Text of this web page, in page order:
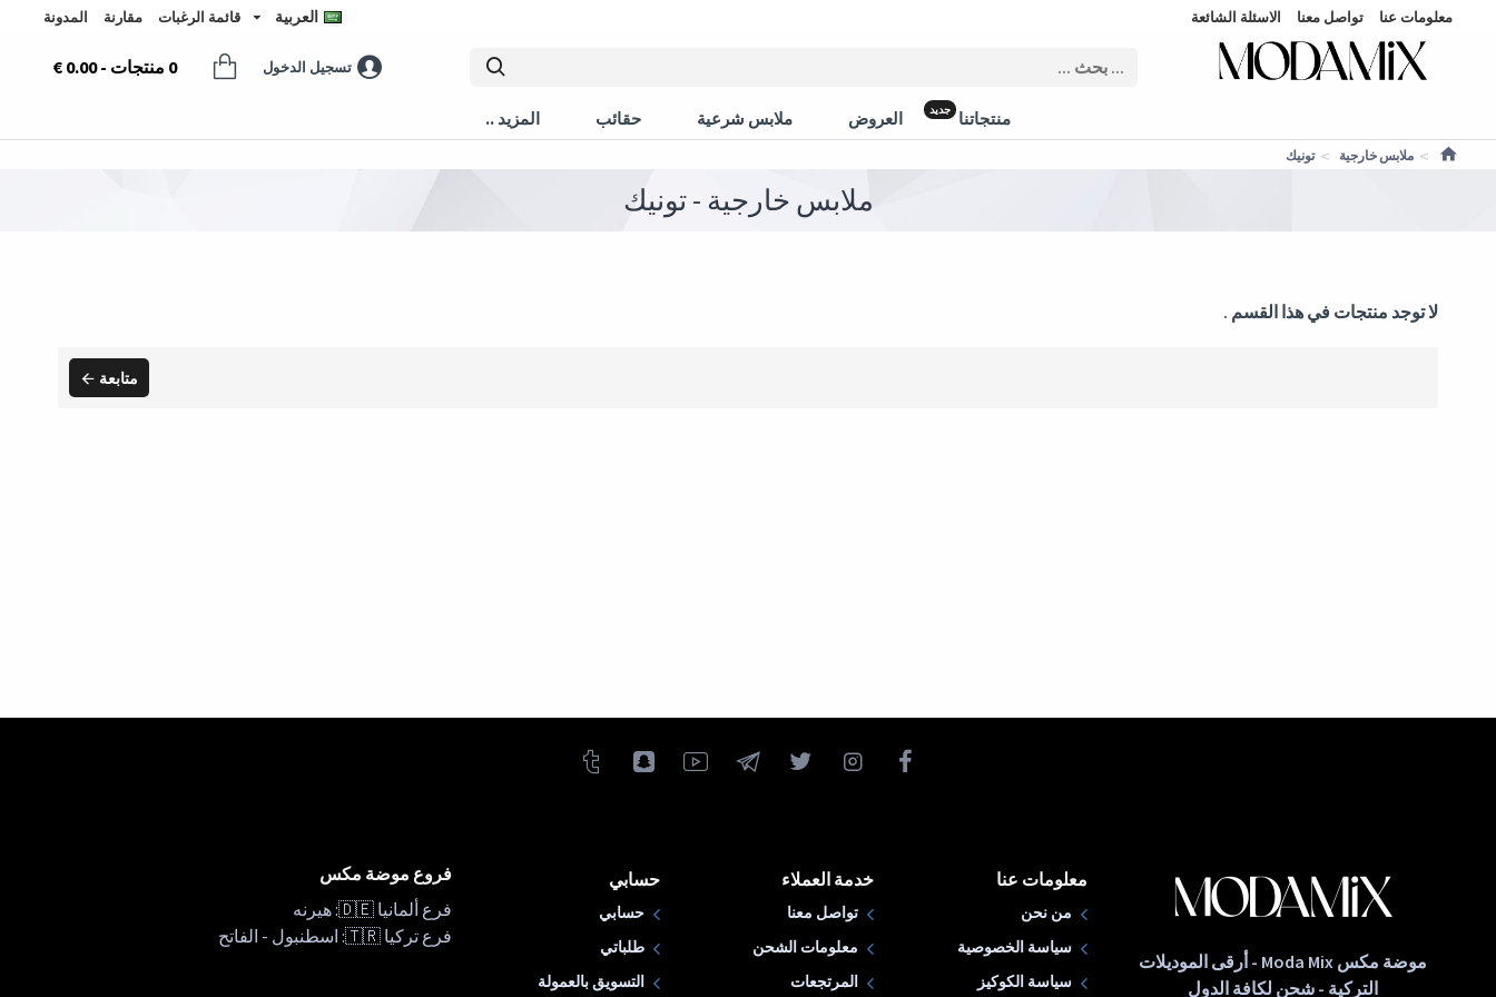
معلومات عنا تواصل معنا الاسئلة الشائعة العربية قائمة الرغبات مقارنة المدونة
تسجيل الدخول 0 منتجات - 0.00 €
منتجاتنا جديد العروض ملابس شرعية حقائب المزيد ..
ملابس خارجية تونيك
ملابس خارجية - تونيك
لا توجد منتجات في هذا القسم .
متابعة
موضة مكس Moda Mix - أرقى الموديلات
التركية - شحن لكافة الدول
معلومات عنا
من نحن
سياسة الخصوصية
سياسة الكوكيز
خدمة العملاء
تواصل معنا
معلومات الشحن
المرتجعات
حسابي
حسابي
طلباتي
التسويق بالعمولة
فروع موضة مكس
فرع ألمانيا 🇩🇪: هيرنه
فرع تركيا 🇹🇷: اسطنبول - الفاتح